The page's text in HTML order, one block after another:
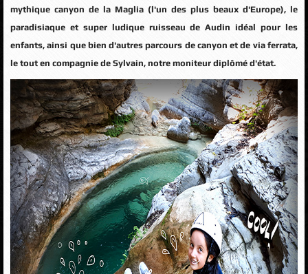
mythique canyon de la Maglia (l'un des plus beaux d'Europe), le
paradisiaque et super ludique ruisseau de Audin idéal pour les
enfants, ainsi que bien d'autres parcours de canyon et de via ferrata,
le tout en compagnie de Sylvain, notre moniteur diplômé d'état.